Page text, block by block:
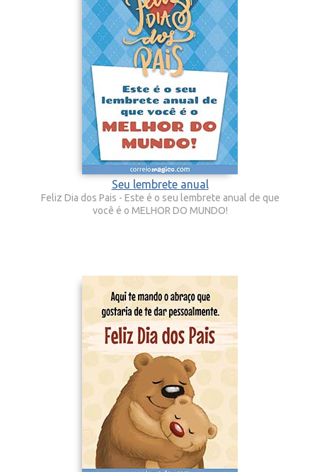
Seu lembrete anual
Feliz Dia dos Pais - Este é o seu lembrete anual de que
você é o MELHOR DO MUNDO!